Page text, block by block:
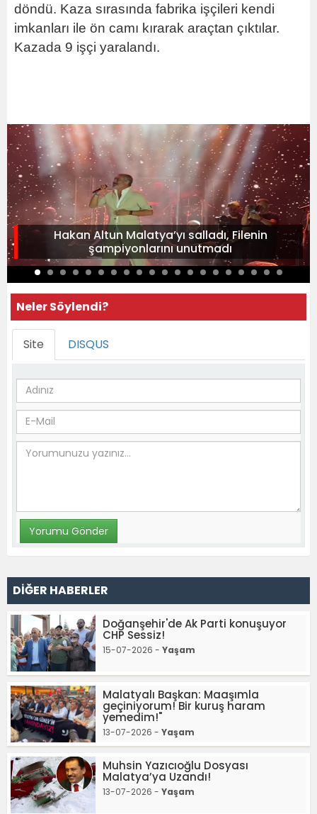
döndü. Kaza sırasında fabrika işçileri kendi
imkanları ile ön camı kırarak araçtan çıktılar.
Kazada 9 işçi yaralandı.
Hakan Altun Malatya’yı salladı, Filenin
şampiyonlarını unutmadı
Neler Söylendi?
Site DISQUS
DİĞER HABERLER
Doğanşehir'de Ak Parti konuşuyor
CHP Sessiz!
15-07-2026 - Yaşam
Malatyalı Başkan: Maaşımla
geçiniyorum! Bir kuruş haram
yemedim!"
13-07-2026 - Yaşam
Muhsin Yazıcıoğlu Dosyası
Malatya’ya Uzandı!
13-07-2026 - Yaşam